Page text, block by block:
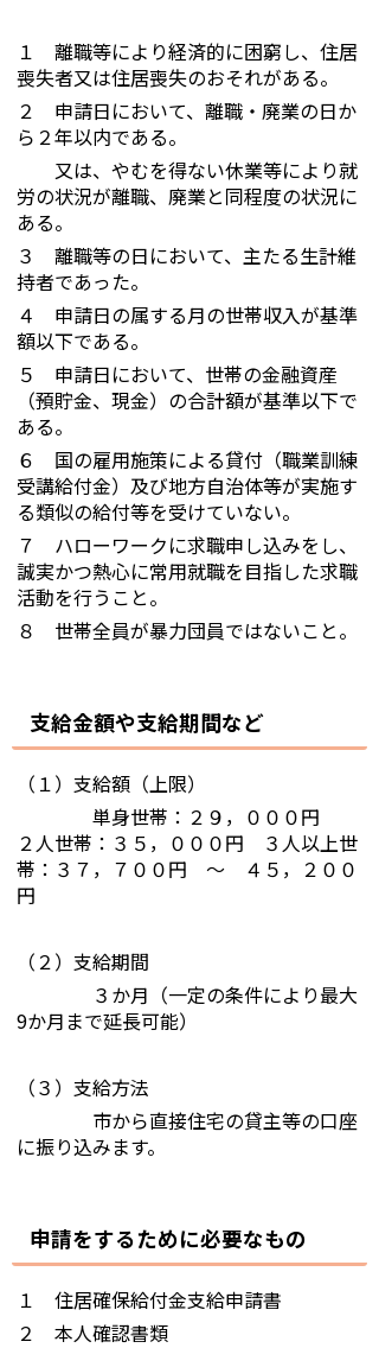
１ 離職等により経済的に困窮し、住居
喪失者又は住居喪失のおそれがある。
２ 申請日において、離職・廃業の日か
ら２年以内である。
又は、やむを得ない休業等により就
労の状況が離職、廃業と同程度の状況に
ある。
３ 離職等の日において、主たる生計維
持者であった。
４ 申請日の属する月の世帯収入が基準
額以下である。
５ 申請日において、世帯の金融資産
（預貯金、現金）の合計額が基準以下で
ある。
６ 国の雇用施策による貸付（職業訓練
受講給付金）及び地方自治体等が実施す
る類似の給付等を受けていない。
７ ハローワークに求職申し込みをし、
誠実かつ熱心に常用就職を目指した求職
活動を行うこと。
８ 世帯全員が暴力団員ではないこと。
支給金額や支給期間など
（１）支給額（上限）
単身世帯：２９，０００円
２人世帯：３５，０００円 ３人以上世
帯：３７，７００円 ～ ４５，２００
円
（２）支給期間
３か月（一定の条件により最大
9か月まで延長可能）
（３）支給方法
市から直接住宅の貸主等の口座
に振り込みます。
申請をするために必要なもの
１ 住居確保給付金支給申請書
２ 本人確認書類